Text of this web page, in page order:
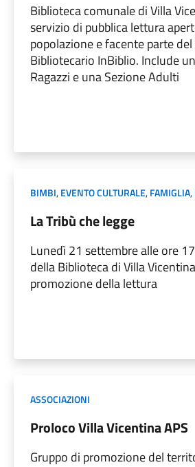
Biblioteca comunale di Villa
servizio di pubblica lettura
popolazione e facente parte
Bibliotecario InBiblio. Include
Ragazzi e una Sezione Adulti
BIMBI,EVENTO CULTURALE,FAMIGLIA,
La Tribù che legge
Lunedì 21 settembre alle ore
della Biblioteca di Villa
promozione della lettura
ASSOCIAZIONI
Proloco Villa Vicentina APS
Gruppo di promozione del